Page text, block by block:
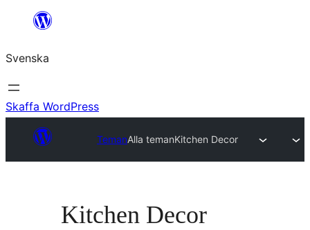
Hoppa
innehåll
Svenska
Skaffa WordPress
TemanAlla temanKitchen Decor
Kitchen Decor